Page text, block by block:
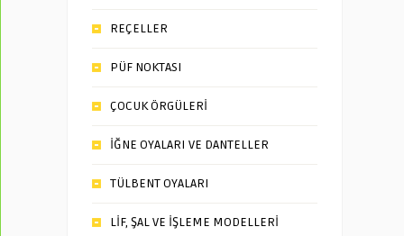
REÇELLER
PÜF NOKTASI
ÇOCUK ÖRGÜLERİ
İĞNE OYALARI VE DANTELLER
TÜLBENT OYALARI
LİF, ŞAL VE İŞLEME MODELLERİ